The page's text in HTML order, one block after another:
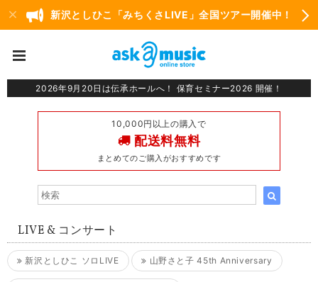
新沢としひこ「みちくさLIVE」全国ツアー開催中！
2026年9月20日は伝承ホールへ！ 保育セミナー2026 開催！
10,000円以上の購入で
配送料無料
まとめてのご購入がおすすめです
LIVE & コンサート
新沢としひこ ソロLIVE 山野さと子 45th Anniversary